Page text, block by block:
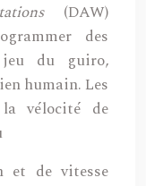
(DAW)
des
du guiro,
humain. Les
vélocité de
et de vitesse